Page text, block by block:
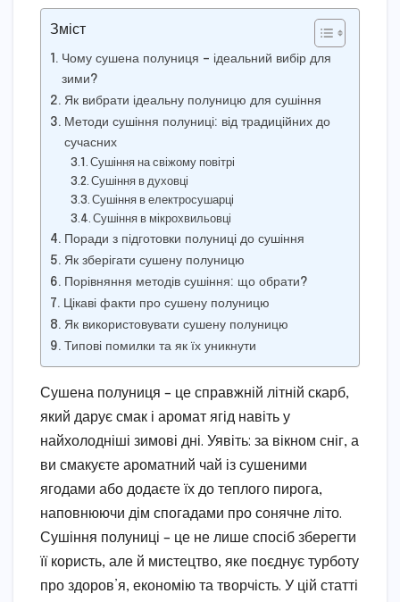
Зміст
Чому сушена полуниця – ідеальний вибір для
зими?
Як вибрати ідеальну полуницю для сушіння
Методи сушіння полуниці: від традиційних до
сучасних
Сушіння на свіжому повітрі
Сушіння в духовці
Сушіння в електросушарці
Сушіння в мікрохвильовці
Поради з підготовки полуниці до сушіння
Як зберігати сушену полуницю
Порівняння методів сушіння: що обрати?
Цікаві факти про сушену полуницю
Як використовувати сушену полуницю
Типові помилки та як їх уникнути
Сушена полуниця – це справжній літній скарб,
який дарує смак і аромат ягід навіть у
найхолодніші зимові дні. Уявіть: за вікном сніг, а
ви смакуєте ароматний чай із сушеними
ягодами або додаєте їх до теплого пирога,
наповнюючи дім спогадами про сонячне літо.
Сушіння полуниці – це не лише спосіб зберегти
її користь, але й мистецтво, яке поєднує турботу
про здоров’я, економію та творчість. У цій статті